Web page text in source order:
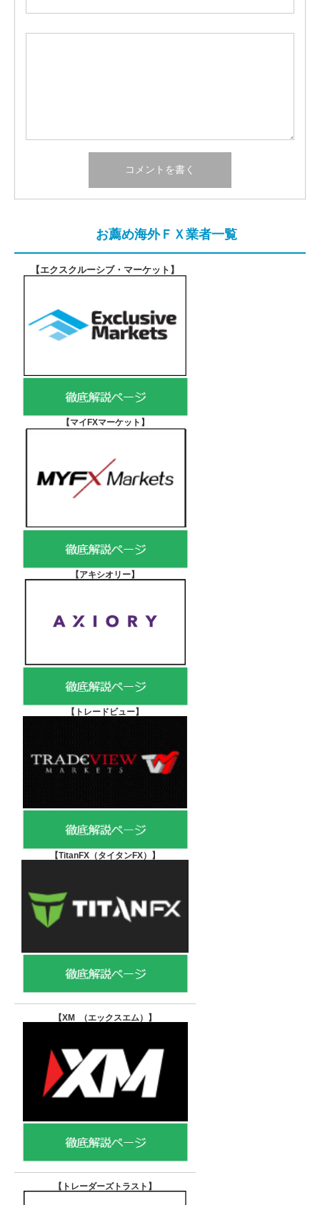
お薦め海外ＦＸ業者一覧
【エクスクルーシブ・マーケット 】
【マイFXマーケット 】
【アキシオリー】
【 トレードビュー】
【TitanFX（タイタンFX） 】
【XM （エックスエム） 】
【トレーダーズトラスト 】